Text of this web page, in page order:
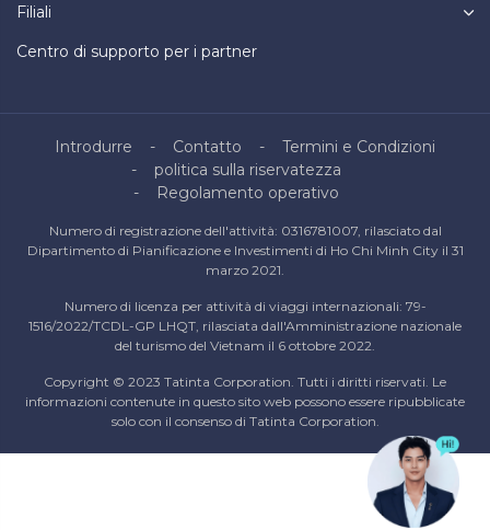
Filiali
Centro di supporto per i partner
Introdurre Contatto
Termini e Condizioni
politica sulla riservatezza
Regolamento operativo
Numero di registrazione dell'attività: 0316781007, rilasciato dal
Dipartimento di Pianificazione e Investimenti di Ho Chi Minh City il 31
marzo 2021.
Numero di licenza per attività di viaggi internazionali: 79-
1516/2022/TCDL-GP LHQT, rilasciata dall'Amministrazione nazionale
del turismo del Vietnam il 6 ottobre 2022.
Copyright © 2023 Tatinta Corporation. Tutti i diritti riservati. Le
informazioni contenute in questo sito web possono essere ripubblicate
solo con il consenso di Tatinta Corporation.